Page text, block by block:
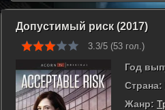
Допустимый риск (2017)
3.3/5 (53 гол.)
Год
Страна:
Жанр: